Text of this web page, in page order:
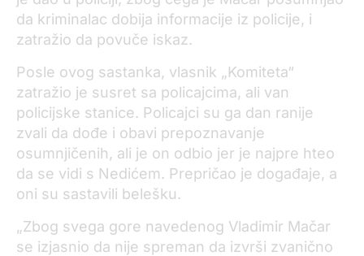
da kriminalac dobija informacije iz policije, i
zatražio da povuče iskaz.
Posle ovog sastanka, vlasnik „Komiteta“
zatražio je susret sa policajcima, ali van
policijske stanice. Policajci su ga dan ranije
zvali da dođe i obavi prepoznavanje
osumnjičenih, ali je on odbio jer je najpre hteo
da se vidi s Nedićem. Prepričao je događaje, a
oni su sastavili belešku.
„Zbog svega gore navedenog Vladimir Mačar
se izjasnio da nije spreman da izvrši zvanično